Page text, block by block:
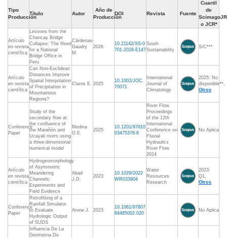
Tipo
Producción
Título Autor
Año de
Producción
DOI Revista Fuente
Cuartil
de
ScimagoJR
o JCR*
Artículo
en revista
científica
Lessons from the
Chancay Bridge
Collapse: The Need
for a National
Bridge Office in
Peru
Cárdenas-
Gaudry
M.
2026
10.21142/SS-0
701-2026-E147
South
Sustainability
S/C***
Artículo
en revista
científica
Can Non-Euclidean
Distances Improve
Spatial Interpolation
of Precipitation in
Mountainous
Regions?
Claros E. 2025
10.1002/JOC.
70071
International
Journal of
Climatology
2025: No
disponible**,
Otros
Conference
Paper
Study of the
secondary flow at
the confluence of
the Marañón and
Ucayali rivers using
a three-dimensional
numerical model
Medina
G.E.
2025
10.1201/97810
03475378-8
River Flow
Proceedings
of the 12th
International
Conference on
Fluvial
Hydraulics
River Flow
2024
No Aplica
Artículo
en revista
científica
Hydrogeomorphology
of Asymmetric
Meandering
Channels:
Experiments and
Field Evidence
Abad
J.D.
2023
10.1029/2022
WR033904
Water
Resources
Research
2023:
Q1,
Otros
Conference
Paper
Retrofitting of a
Rainfall Simulator
to Evaluate
Hydrologic Output
of SUDS
Arone J. 2023
10.1061/97807
84485002.020
No Aplica
Influencia De La
Geometria De